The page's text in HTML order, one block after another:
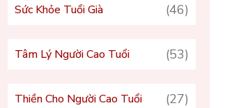
Sức Khỏe Tuổi Già (46)
Tâm Lý Người Cao Tuổi (53)
Thiền Cho Người Cao Tuổi (27)